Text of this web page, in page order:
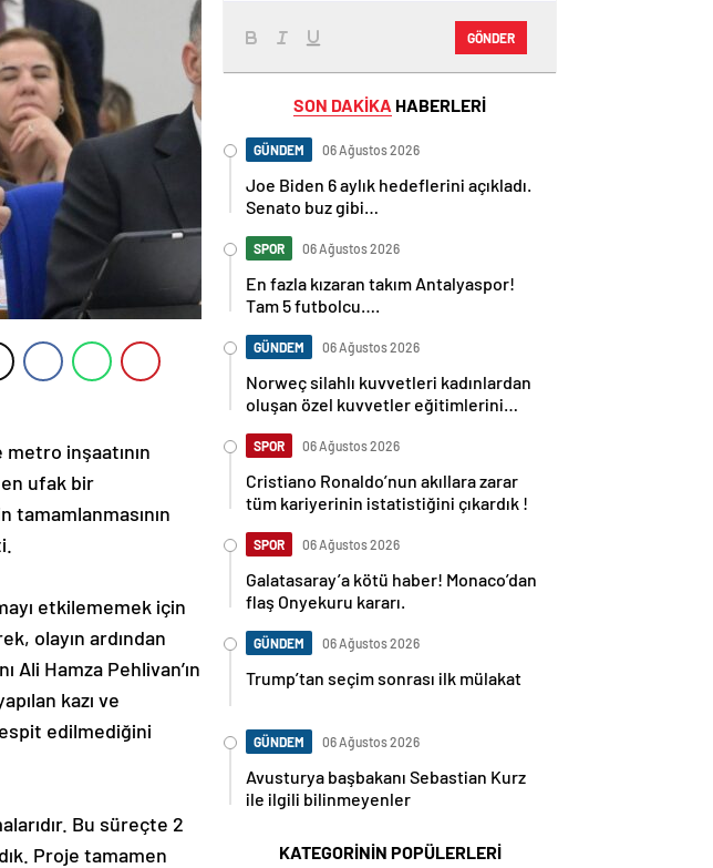
metro inşaatının
en ufak bir
tamamlanmasının
etkilememek için
olayın ardından
Ali Hamza Pehlivan’ın
kazı ve
edilmediğini
Bu süreçte 2
Proje tamamen
GÖNDER
SON DAKİKA HABERLERİ
GÜNDEM 06 Ağustos 2026
Joe Biden 6 aylık hedeflerini açıkladı.
Senato buz gibi…
SPOR 06 Ağustos 2026
En fazla kızaran takım Antalyaspor!
Tam 5 futbolcu….
GÜNDEM 06 Ağustos 2026
Norweç silahlı kuvvetleri kadınlardan
oluşan özel kuvvetler eğitimlerini
SPOR 06 Ağustos 2026
Cristiano Ronaldo’nun akıllara zarar
tüm kariyerinin istatistiğini çıkardık !
SPOR 06 Ağustos 2026
Galatasaray’a kötü haber! Monaco’dan
flaş Onyekuru kararı.
GÜNDEM 06 Ağustos 2026
Trump’tan seçim sonrası ilk mülakat
GÜNDEM 06 Ağustos 2026
Avusturya başbakanı Sebastian Kurz
ile ilgili bilinmeyenler
KATEGORİNİN POPÜLERLERİ